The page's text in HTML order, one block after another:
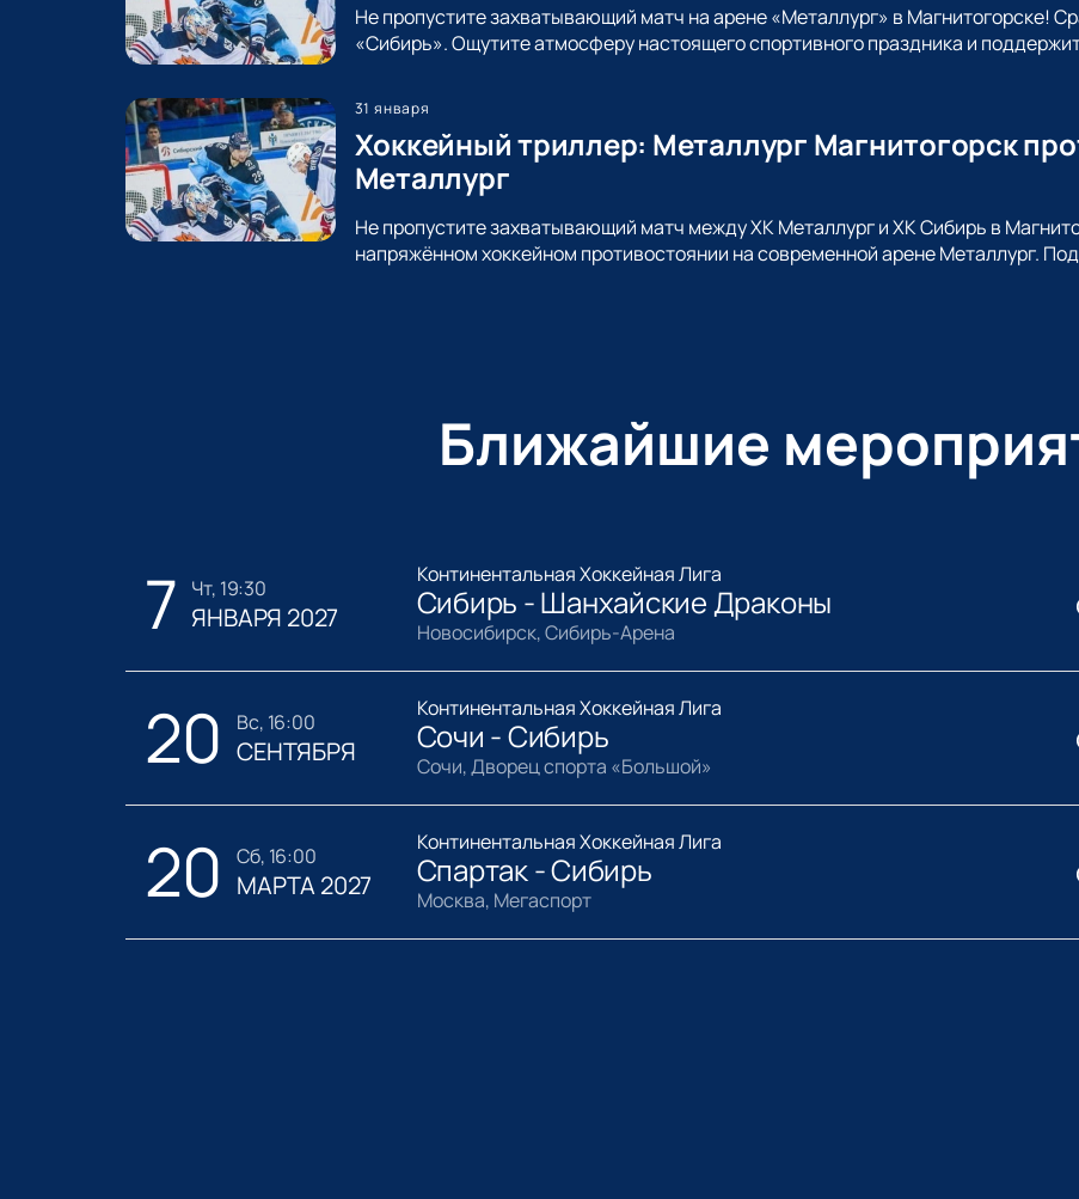
Не пропустите захватывающий матч на арене «Металлург» в Магнитогорске!
«Сибирь». Ощутите атмосферу настоящего спортивного праздника и
31 января
Хоккейный триллер: Металлург Магнитогорск
Металлург
Не пропустите захватывающий матч между ХК Металлург и ХК Сибирь в
напряжённом хоккейном противостоянии на современной арене Металлург.
Ближайшие
7 чт, 19:30
ЯНВАРЯ 2027
Континентальная Хоккейная Лига
Сибирь - Шанхайские Драконы
Новосибирск, Сибирь-Арена
20 вс, 16:00
СЕНТЯБРЯ
Континентальная Хоккейная Лига
Сочи - Сибирь
Сочи, Дворец спорта «Большой»
20 сб, 16:00
МАРТА 2027
Континентальная Хоккейная Лига
Спартак - Сибирь
Москва, Мегаспорт